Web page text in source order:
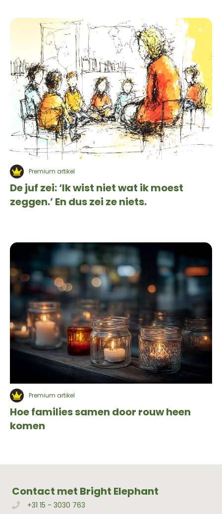
Premium artikel
De juf zei: ‘Ik wist niet wat ik moest
zeggen.’ En dus zei ze niets.
Premium artikel
Hoe families samen door rouw heen
komen
Contact met Bright Elephant
Bellen met Bright Elephant
+31 15 - 3030 763